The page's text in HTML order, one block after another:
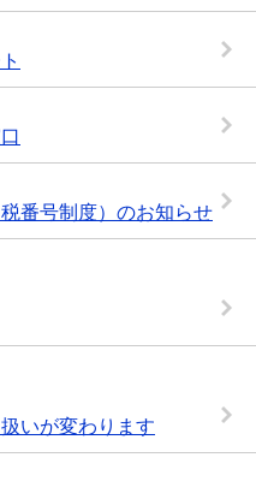
番号制度）のお知らせ
いが変わります